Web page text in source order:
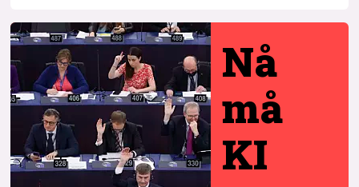
Nå
må
KI